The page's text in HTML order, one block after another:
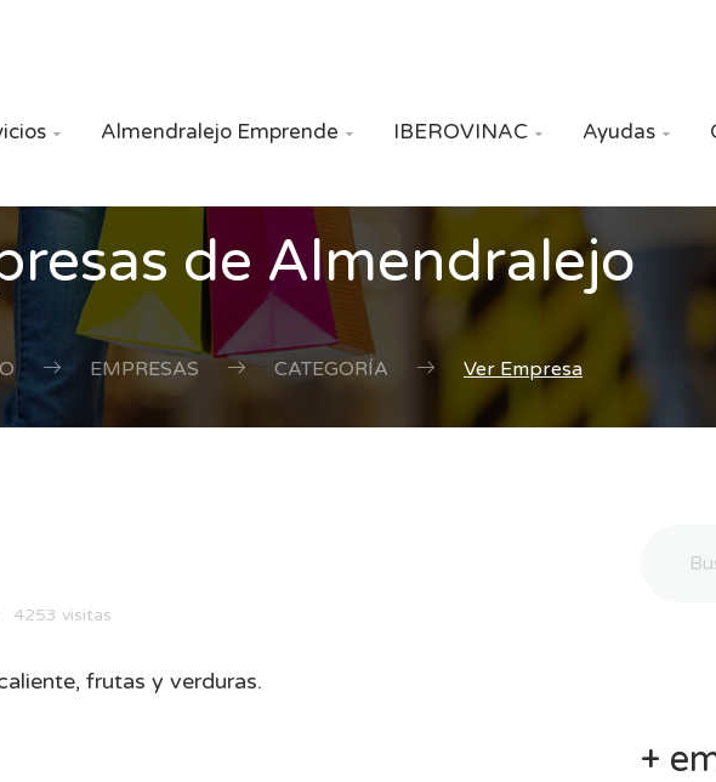
 Almendralejo Emprende  IBEROVINAC  Ayudas 
de Almendralejo
EMPRESAS CATEGORÍA Ver Empresa
4253 visitas
frutas y verduras.
+